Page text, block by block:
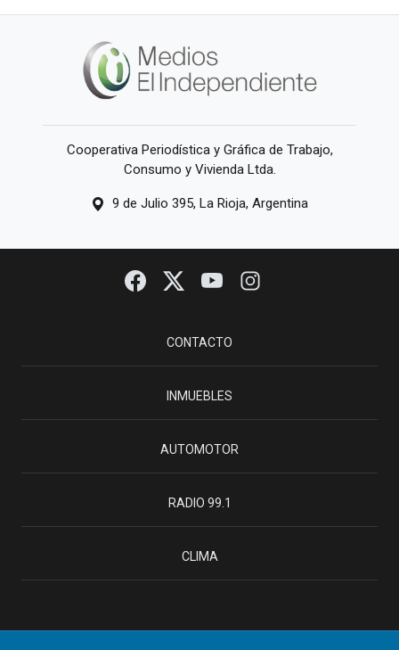
Cooperativa Periodística y Gráfica de Trabajo,
Consumo y Vivienda Ltda.
9 de Julio 395, La Rioja, Argentina
CONTACTO
INMUEBLES
AUTOMOTOR
RADIO 99.1
CLIMA